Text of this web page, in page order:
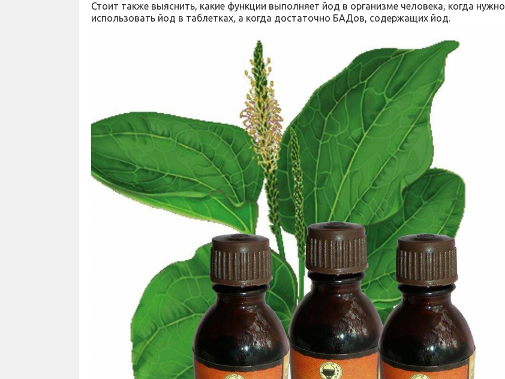
Стоит также выяснить, какие функции выполняет йод в организме человека, когда нужно
использовать йод в таблетках, а когда достаточно БАДов, содержащих йод.